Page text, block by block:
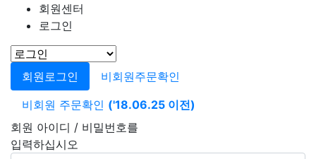
회원센터
로그인
회원로그인
비회원주문확인
비회원 주문확인 ('18.06.25 이전)
회원 아이디 / 비밀번호를
입력하십시오